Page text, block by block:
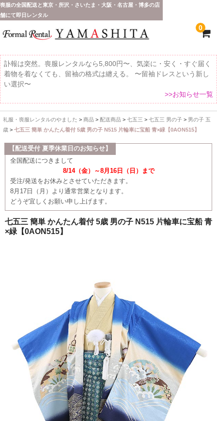
喪服の全国配送と東京・所沢・さいたま・大阪・名古屋・博多の店
舗にて即日レンタル
0
訃報は突然。喪服レンタルなら5,800円〜、気楽に・安く・すぐ届く
着物を着なくても、留袖の格式は纏える。 〜留袖ドレスという新し
い選択〜
>>お知らせ一覧
ホーム
全 国 配 送
受取り場所が選べます
東京即日バイク便
配送・お支払い方法
ご注文の流れ
礼服・喪服レンタルのやました > 商品> 配送商品> 七五三 > 七五三 男の子 > 男の子 五
歳> 七五三 簡単 かんたん着付 5歳 男の子 N515 片輪車に宝船 青×緑【0AON515】
【配送受付 夏季休業日のお知らせ】
全国配送につきまして
8/14（金）～8月16日（日）まで
受注/発送をお休みとさせていただきます。
8月17日（月）より通常営業となります。
どうぞ宜しくお願い申し上げます。
七五三 簡単 かんたん着付 5歳 男の子 N515 片輪車に宝船 青
×緑【0AON515】